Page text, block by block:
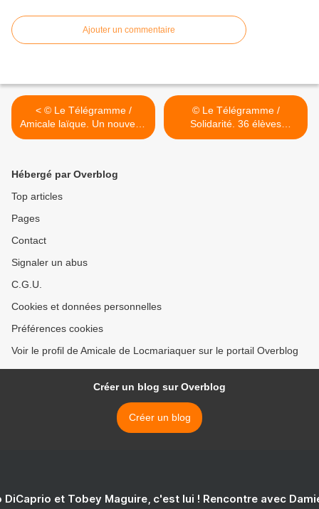
Ajouter un commentaire
< © Le Télégramme /
Amicale laïque. Un nouveau
bureau
© Le Télégramme /
Solidarité. 36 élèves
courent >
Hébergé par Overblog
Top articles
Pages
Contact
Signaler un abus
C.G.U.
Cookies et données personnelles
Préférences cookies
Voir le profil de Amicale de Locmariaquer sur le portail Overblog
Créer un blog sur Overblog
Créer un blog
DiCaprio et Tobey Maguire, c'est lui ! Rencontre avec